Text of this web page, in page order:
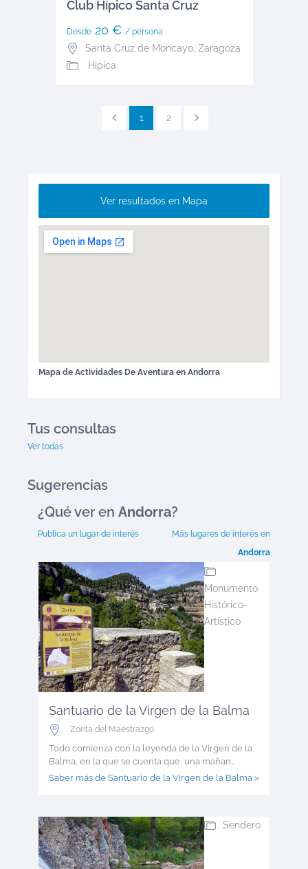
Club Hípico Santa Cruz
Desde20 € / persona
Santa Cruz de Moncayo, Zaragoza
Hipica
1 2
Ver resultados en Mapa
Mapa de Actividades De Aventura en Andorra
Tus consultas
Ver todas
Sugerencias
¿Qué ver en Andorra?
Publica un lugar de interés
Más lugares de interés en
Andorra
Santuario de la Virgen de la Balma
Zorita del Maestrazgo
Todo comienza con la leyenda de la Virgen de la
Balma, en la que se cuenta que, una mañan...
Monumento
Histórico-
Artístico
Saber más de Santuario de la Virgen de la Balma >
Sendero